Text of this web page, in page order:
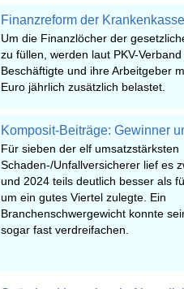
Finanzreform der
Um die Finanzlöcher der
zu füllen, werden laut PKV-
Beschäftigte und ihre Arbeitgeber
Euro jährlich zusätzlich belastet.
Komposit-Beiträge: Gewinner
Für sieben der elf umsatzstärksten
Schaden-/Unfallversicherer lief es
und 2024 teils deutlich besser als
um ein gutes Viertel zulegte. Ein
Branchenschwergewicht konnte
sogar fast verdreifachen.